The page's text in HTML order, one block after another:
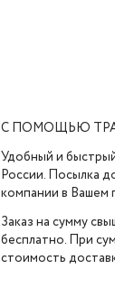
С ПОМОЩЬЮ
Удобный и
России. Посылка
компании в Вашем
Заказ на сумму
бесплатно. При
стоимость